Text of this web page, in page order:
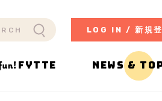
LOG IN / 新規
FYTTE NEWS &